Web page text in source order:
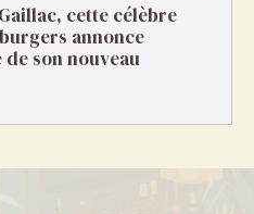
cette célèbre
annonce
son nouveau